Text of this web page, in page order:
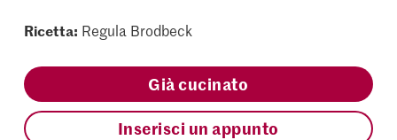
Ricetta: Regula Brodbeck
Già cucinato
Inserisci un appunto